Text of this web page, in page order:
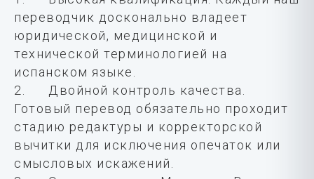
переводчик досконально владеет
юридической, медицинской и
технической терминологией на
испанском языке.
2. Двойной контроль качества.
Готовый перевод обязательно проходит
стадию редактуры и корректорской
вычитки для исключения опечаток или
смысловых искажений.